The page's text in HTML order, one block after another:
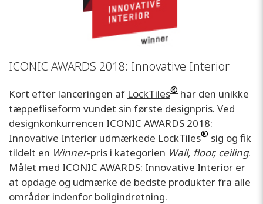
ICONIC AWARDS 2018: Innovative Interior
Kort efter lanceringen af LockTiles® har den unikke
tæppefliseform vundet sin første designpris. Ved
designkonkurrencen ICONIC AWARDS 2018:
Innovative Interior udmærkede LockTiles® sig og fik
tildelt en Winner-pris i kategorien Wall, floor, ceiling.
Målet med ICONIC AWARDS: Innovative Interior er
at opdage og udmærke de bedste produkter fra alle
områder indenfor boligindretning.